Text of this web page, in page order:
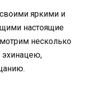
яркими и
настоящие
несколько
эхинацею,